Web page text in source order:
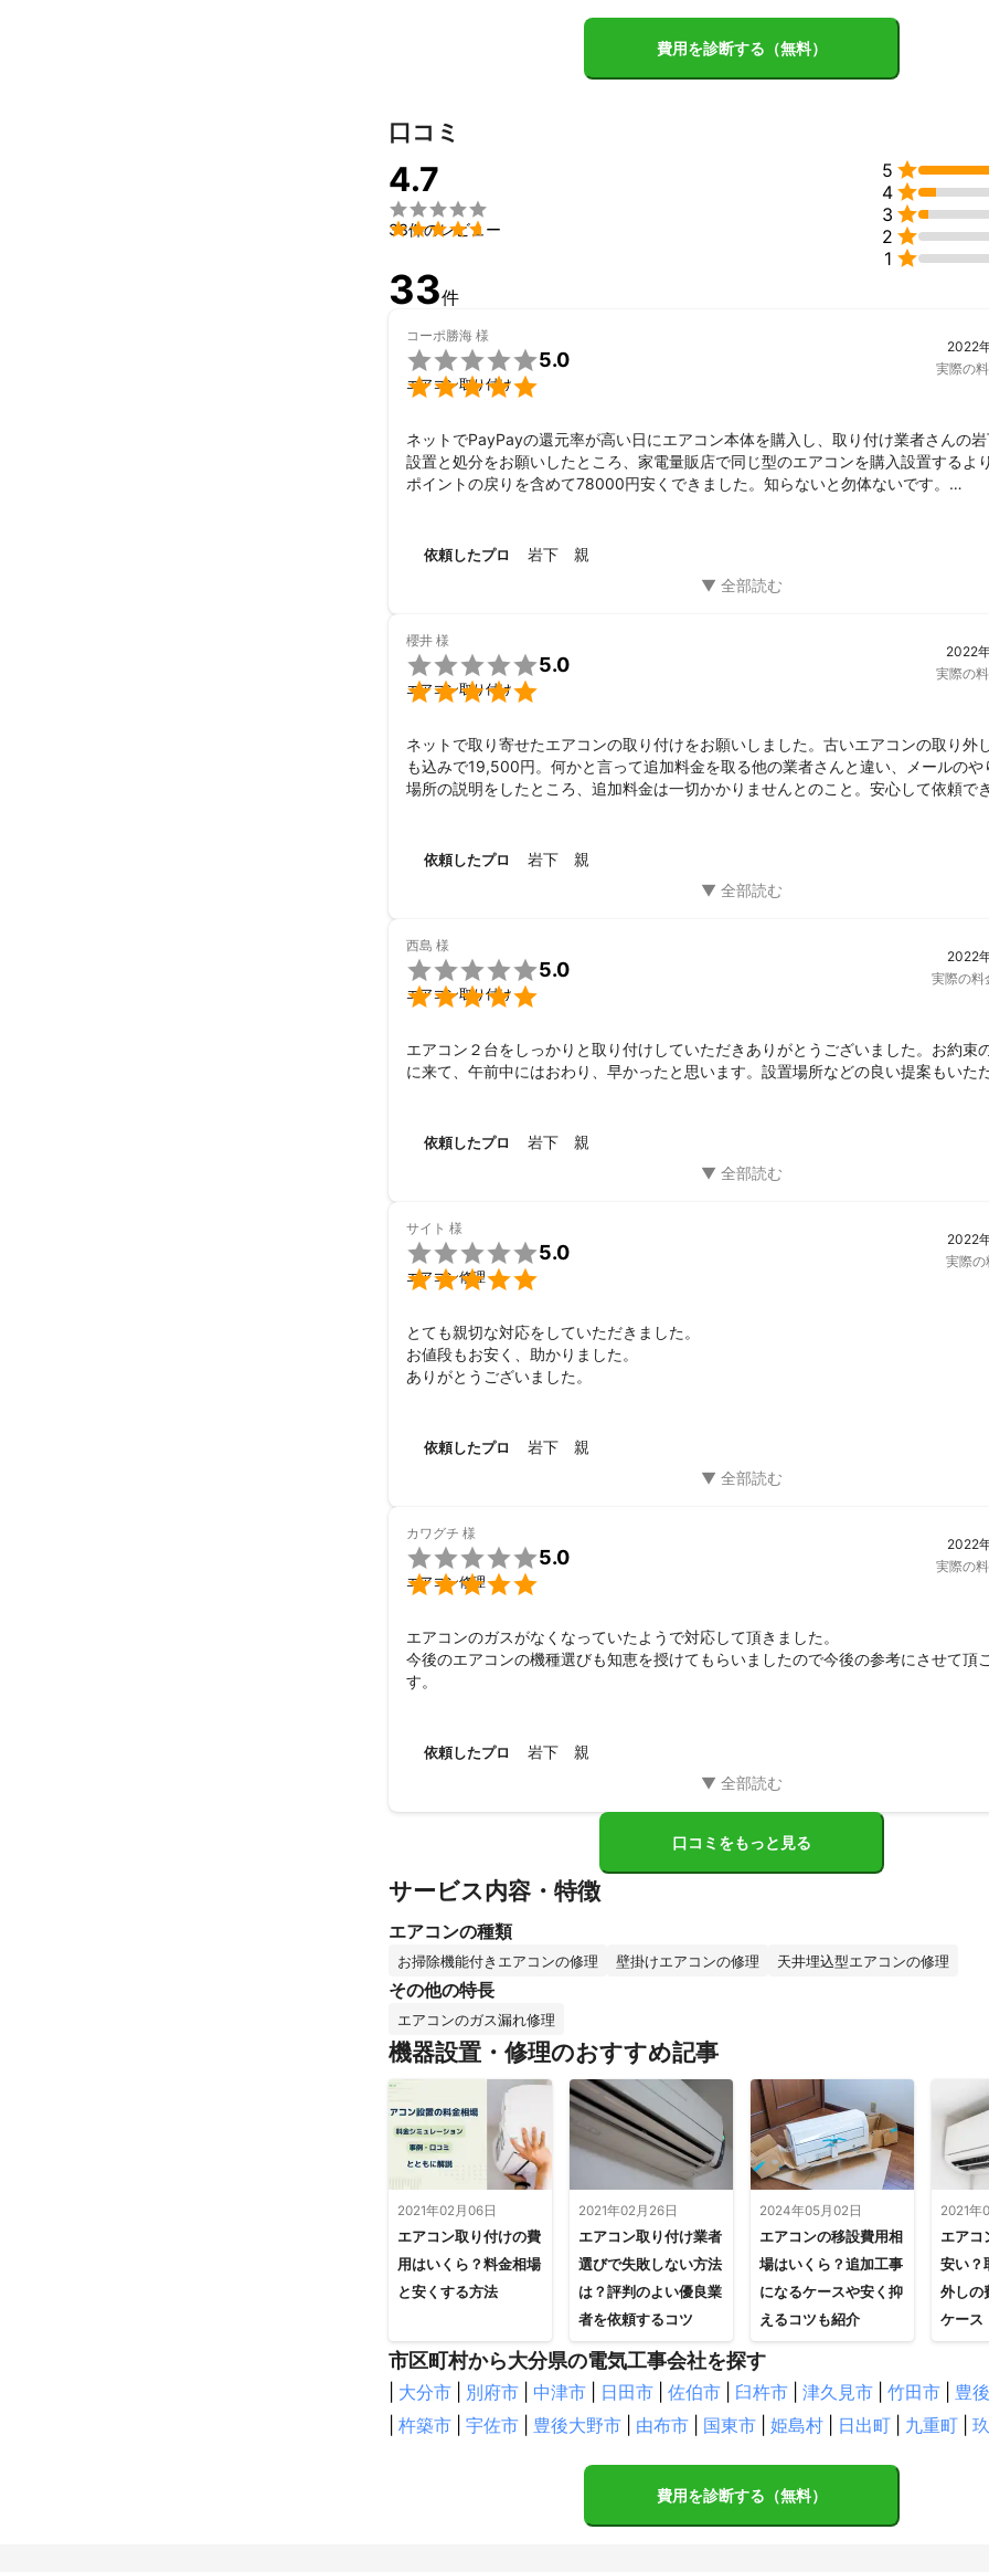
費用を診断する（無料）
口コミ
4.7


33件のレビュー
5 
4 
3 
2 
1 
33件
コーポ勝海 様


5.0
エアコン取り付け
2022
実際の
ネットでPayPayの還元率が高い日にエアコン本体を購入し、取り付け業者さんの
設置と処分をお願いしたところ、家電量販店で同じ型のエアコンを購入設置するよ
ポイントの戻りを含めて78000円安くできました。知らないと勿体ないです。
依頼したプロ 岩下 親
櫻井 様


5.0
エアコン取り付け
2022
実際の
ネットで取り寄せたエアコンの取り付けをお願いしました。古いエアコンの取り外
も込みで19,500円。何かと言って追加料金を取る他の業者さんと違い、メールのや
場所の説明をしたところ、追加料金は一切かかりませんとのこと。安心して依頼で
依頼したプロ 岩下 親
西島 様


5.0
エアコン取り付け
2022
実際の料
エアコン２台をしっかりと取り付けしていただきありがとうございました。お約束
に来て、午前中にはおわり、早かったと思います。設置場所などの良い提案もいた
依頼したプロ 岩下 親
サイト 様


5.0
エアコン修理
2022
実際の
とても親切な対応をしていただきました。
お値段もお安く、助かりました。
ありがとうございました。
依頼したプロ 岩下 親
カワグチ 様


5.0
エアコン修理
2022
実際の
エアコンのガスがなくなっていたようで対応して頂きました。
今後のエアコンの機種選びも知恵を授けてもらいましたので今後の参考にさせて頂
す。
依頼したプロ 岩下 親
口コミをもっと見る
サービス内容・特徴
エアコンの種類
お掃除機能付きエアコンの修理 壁掛けエアコンの修理 天井埋込型エアコンの修理
その他の特長
エアコンのガス漏れ修理
機器設置・修理のおすすめ記事
2021年02月06日
エアコン取り付けの費
用はいくら？料金相場
と安くする方法
2021年02月26日
エアコン取り付け業者
選びで失敗しない方法
は？評判のよい優良業
者を依頼するコツ
2024年05月02日
エアコンの移設費用相
場はいくら？追加工事
になるケースや安く抑
えるコツも紹介
2021年
エアコ
安い？
外しの
ケース
市区町村から大分県の電気工事会社を探す
大分市 別府市 中津市 日田市 佐伯市 臼杵市 津久見市 竹田市
豊
杵築市 宇佐市 豊後大野市 由布市 国東市 姫島村 日出町 九重町
費用を診断する（無料）